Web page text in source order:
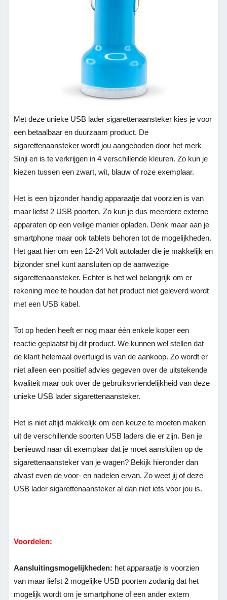
Met deze unieke USB lader sigarettenaansteker kies je voor
een betaalbaar en duurzaam product. De
sigarettenaansteker wordt jou aangeboden door het merk
Sinji en is te verkrijgen in 4 verschillende kleuren. Zo kun je
kiezen tussen een zwart, wit, blauw of roze exemplaar.
Het is een bijzonder handig apparaatje dat voorzien is van
maar liefst 2 USB poorten. Zo kun je dus meerdere externe
apparaten op een veilige manier opladen. Denk maar aan je
smartphone maar ook tablets behoren tot de mogelijkheden.
Het gaat hier om een 12-24 Volt autolader die je makkelijk en
bijzonder snel kunt aansluiten op de aanwezige
sigarettenaansteker. Echter is het wel belangrijk om er
rekening mee te houden dat het product niet geleverd wordt
met een USB kabel.
Tot op heden heeft er nog maar één enkele koper een
reactie geplaatst bij dit product. We kunnen wel stellen dat
de klant helemaal overtuigd is van de aankoop. Zo wordt er
niet alleen een positief advies gegeven over de uitstekende
kwaliteit maar ook over de gebruiksvriendelijkheid van deze
unieke USB lader sigarettenaansteker.
Het is niet altijd makkelijk om een keuze te moeten maken
uit de verschillende soorten USB laders die er zijn. Ben je
benieuwd naar dit exemplaar dat je moet aansluiten op de
sigarettenaansteker van je wagen? Bekijk hieronder dan
alvast even de voor- en nadelen ervan. Zo weet jij of deze
USB lader sigarettenaansteker al dan niet iets voor jou is.
Voordelen:
Aansluitingsmogelijkheden: het apparaatje is voorzien
van maar liefst 2 mogelijke USB poorten zodanig dat het
mogelijk wordt om je smartphone of een ander extern